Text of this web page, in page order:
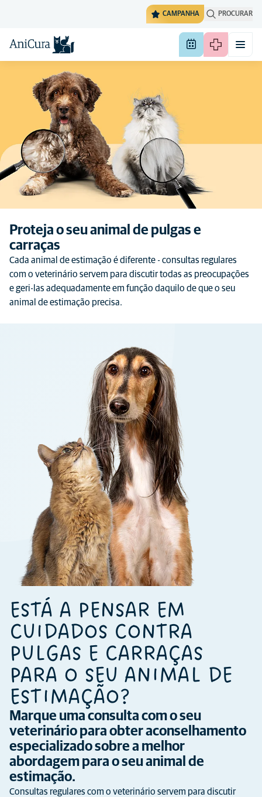
CAMPANHA PROCURAR
Proteja o seu animal de pulgas e
carraças
Cada animal de estimação é diferente - consultas regulares
com o veterinário servem para discutir todas as preocupações
e geri-las adequadamente em função daquilo de que o seu
animal de estimação precisa.
ESTÁ A PENSAR EM
CUIDADOS CONTRA
PULGAS E CARRAÇAS
PARA O SEU ANIMAL DE
ESTIMAÇÃO?
Marque uma consulta com o seu
veterinário para obter aconselhamento
especializado sobre a melhor
abordagem para o seu animal de
estimação.
Consultas regulares com o veterinário servem para discutir